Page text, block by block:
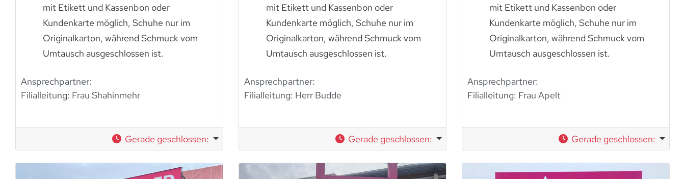
mit Etikett und Kassenbon oder
Kundenkarte möglich, Schuhe nur im
Originalkarton, während Schmuck vom
Umtausch ausgeschlossen ist.
Ansprechpartner:
Filialleitung: Frau Shahinmehr
Gerade geschlossen:
mit Etikett und Kassenbon oder
Kundenkarte möglich, Schuhe nur im
Originalkarton, während Schmuck vom
Umtausch ausgeschlossen ist.
Ansprechpartner:
Filialleitung: Herr Budde
Gerade geschlossen:
mit Etikett und Kassenbon oder
Kundenkarte möglich, Schuhe nur im
Originalkarton, während Schmuck vom
Umtausch ausgeschlossen ist.
Ansprechpartner:
Filialleitung: Frau Apelt
Gerade geschlossen: